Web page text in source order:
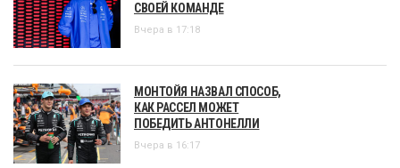
СВОЕЙ КОМАНДЕ
Вчера в 17:18
МОНТОЙЯ НАЗВАЛ СПОСОБ,
КАК РАССЕЛ МОЖЕТ
ПОБЕДИТЬ АНТОНЕЛЛИ
Вчера в 16:17